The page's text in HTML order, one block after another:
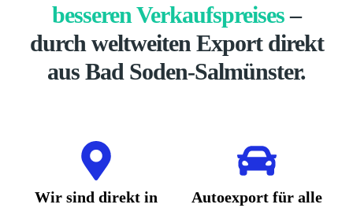
besseren Verkaufspreises–
durch weltweiten Export direkt
aus Bad Soden-Salmünster.
Wir sind direkt in
Autoexport für alle